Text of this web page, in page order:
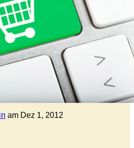
am Dez 1, 2012